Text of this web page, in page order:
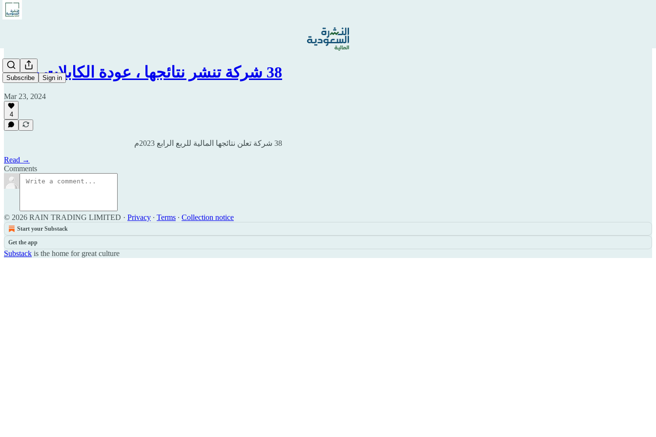
Subscribe Sign in 38 شركة تنشر نتائجها ، عودة الكابلات بعد…
Mar 23, 2024
4
38 شركة تعلن نتائجها المالية للربع الرابع 2023م
Read →
Comments
© 2026 RAIN TRADING LIMITED · Privacy ∙ Terms ∙ Collection notice
Start your Substack
Get the app
Substack is the home for great culture